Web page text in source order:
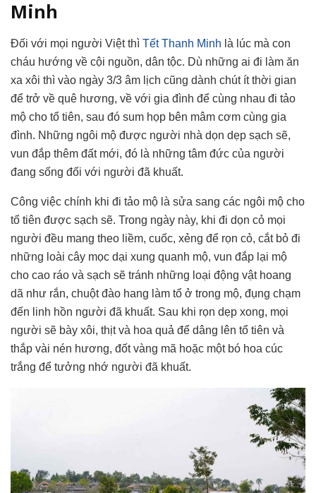
Minh
Đối với mọi người Việt thì Tết Thanh Minh là lúc mà con
cháu hướng về cội nguồn, dân tộc. Dù những ai đi làm ăn
xa xôi thì vào ngày 3/3 âm lịch cũng dành chút ít thời gian
để trở về quê hương, về với gia đình để cùng nhau đi tảo
mộ cho tổ tiên, sau đó sum họp bên mâm cơm cùng gia
đình. Những ngôi mộ được người nhà dọn dẹp sạch sẽ,
vun đắp thêm đất mới, đó là những tâm đức của người
đang sống đối với người đã khuất.
Công việc chính khi đi tảo mộ là sửa sang các ngôi mộ cho
tổ tiên được sạch sẽ. Trong ngày này, khi đi dọn cỏ mọi
người đều mang theo liềm, cuốc, xẻng để rọn cỏ, cắt bỏ đi
những loài cây mọc dại xung quanh mộ, vun đắp lại mộ
cho cao ráo và sạch sẽ tránh những loại động vật hoang
dã như rắn, chuột đào hang làm tổ ở trong mộ, đụng chạm
đến linh hồn người đã khuất. Sau khi rọn dẹp xong, mọi
người sẽ bày xôi, thịt và hoa quả để dâng lên tổ tiên và
thắp vài nén hương, đốt vàng mã hoặc một bó hoa cúc
trắng để tưởng nhớ người đã khuất.